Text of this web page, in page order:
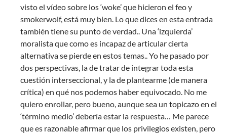
visto el vídeo sobre los ‘woke’ que hicieron el feo y
smokerwolf, está muy bien. Lo que dices en esta entrada
también tiene su punto de verdad.. Una ‘izquierda’
moralista que como es incapaz de articular cierta
alternativa se pierde en estos temas.. Yo he pasado por
dos perspectivas, la de tratar de integrar toda esta
cuestión interseccional, y la de plantearme (de manera
crítica) en qué nos podemos haber equivocado. No me
quiero enrollar, pero bueno, aunque sea un topicazo en el
‘término medio’ debería estar la respuesta… Me parece
que es razonable afirmar que los privilegios existen, pero